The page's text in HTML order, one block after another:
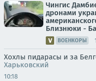
Чингис
дронами
Близнюки -
ВОЕНКОРЫ
Хохлы пидарасы и за
Харьковский
10:18